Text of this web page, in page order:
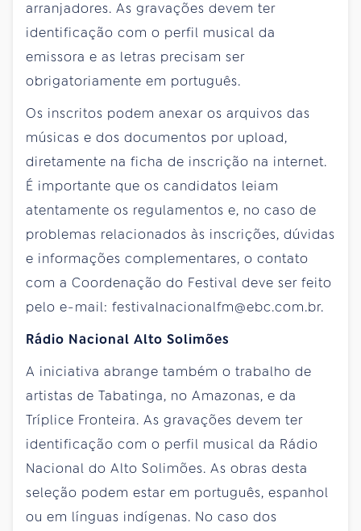
arranjadores. As gravações devem ter
identificação com o perfil musical da
emissora e as letras precisam ser
obrigatoriamente em português.
Os inscritos podem anexar os arquivos das
músicas e dos documentos por upload,
diretamente na ficha de inscrição na internet.
É importante que os candidatos leiam
atentamente os regulamentos e, no caso de
problemas relacionados às inscrições, dúvidas
e informações complementares, o contato
com a Coordenação do Festival deve ser feito
pelo e-mail: festivalnacionalfm@ebc.com.br.
Rádio Nacional Alto Solimões
A iniciativa abrange também o trabalho de
artistas de Tabatinga, no Amazonas, e da
Tríplice Fronteira. As gravações devem ter
identificação com o perfil musical da Rádio
Nacional do Alto Solimões. As obras desta
seleção podem estar em português, espanhol
ou em línguas indígenas. No caso dos